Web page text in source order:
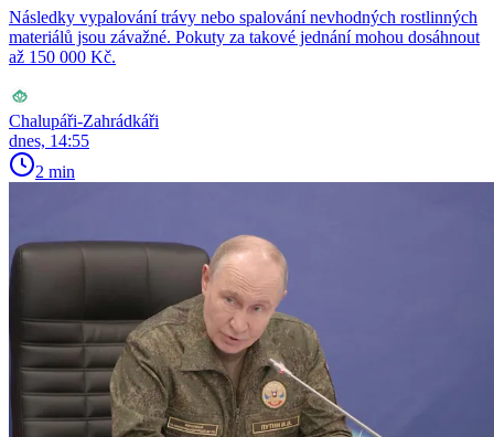
Následky vypalování trávy nebo spalování nevhodných rostlinných
materiálů jsou závažné. Pokuty za takové jednání mohou dosáhnout
až 150 000 Kč.
Chalupáři-Zahrádkáři
dnes, 14:55
2 min